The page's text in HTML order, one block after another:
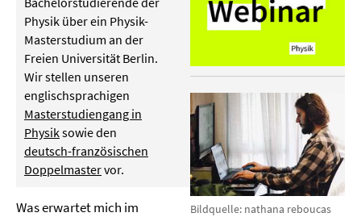
Bildquelle: nathana reboucas
Physik über ein Physik-
Masterstudium an der
Freien Universität Berlin.
Wir stellen unseren
englischsprachigen
Masterstudiengang in
Physiksowie den
deutsch-französischen
Doppelmastervor.
Was erwartet mich im